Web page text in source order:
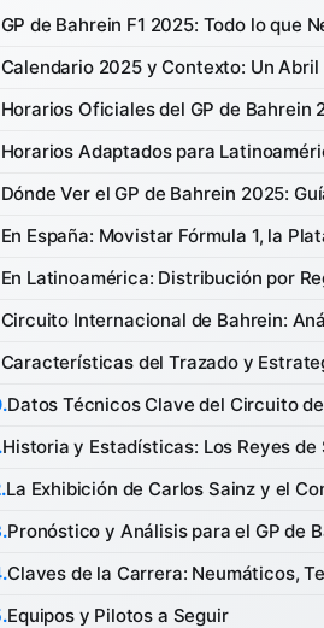
GP de Bahrein F1 2025: Todo lo que
Calendario 2025 y Contexto: Un Abril
Horarios Oficiales del GP de Bahrein
Horarios Adaptados para
Dónde Ver el GP de Bahrein 2025:
En España: Movistar Fórmula 1, la
En Latinoamérica: Distribución por
Circuito Internacional de Bahrein:
Características del Trazado y
Datos Técnicos Clave del Circuito
Historia y Estadísticas: Los Reyes de
La Exhibición de Carlos Sainz y el
Pronóstico y Análisis para el GP de
Claves de la Carrera: Neumáticos,
Equipos y Pilotos a Seguir